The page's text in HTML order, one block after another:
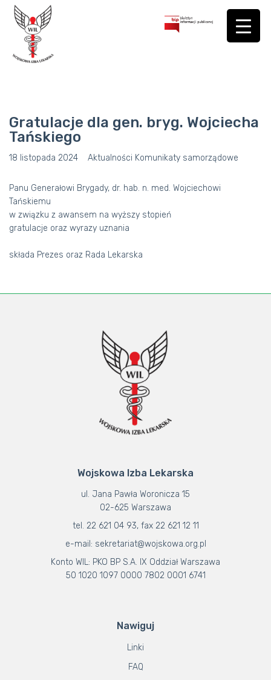
Gratulacje dla gen. bryg. Wojciecha
Tańskiego
18 listopada 2024 Aktualności Komunikaty samorządowe
Panu Generałowi Brygady, dr. hab. n. med. Wojciechowi
Tańskiemu
w związku z awansem na wyższy stopień
gratulacje oraz wyrazy uznania
składa Prezes oraz Rada Lekarska
Wojskowa Izba Lekarska
ul. Jana Pawła Woronicza 15
02-625 Warszawa
tel. 22 621 04 93, fax 22 621 12 11
e-mail: sekretariat@wojskowa.org.pl
Konto WIL: PKO BP S.A. IX Oddział Warszawa
50 1020 1097 0000 7802 0001 6741
Nawiguj
Linki
FAQ